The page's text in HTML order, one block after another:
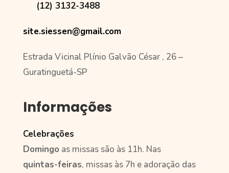
(12) 3132-3488
site.siessen@gmail.com
Estrada Vicinal Plínio Galvão César , 26 –
Guratinguetá-SP
Informações
Celebrações
Domingo as missas são às 11h. Nas
quintas-feiras, missas às 7h e adoração das